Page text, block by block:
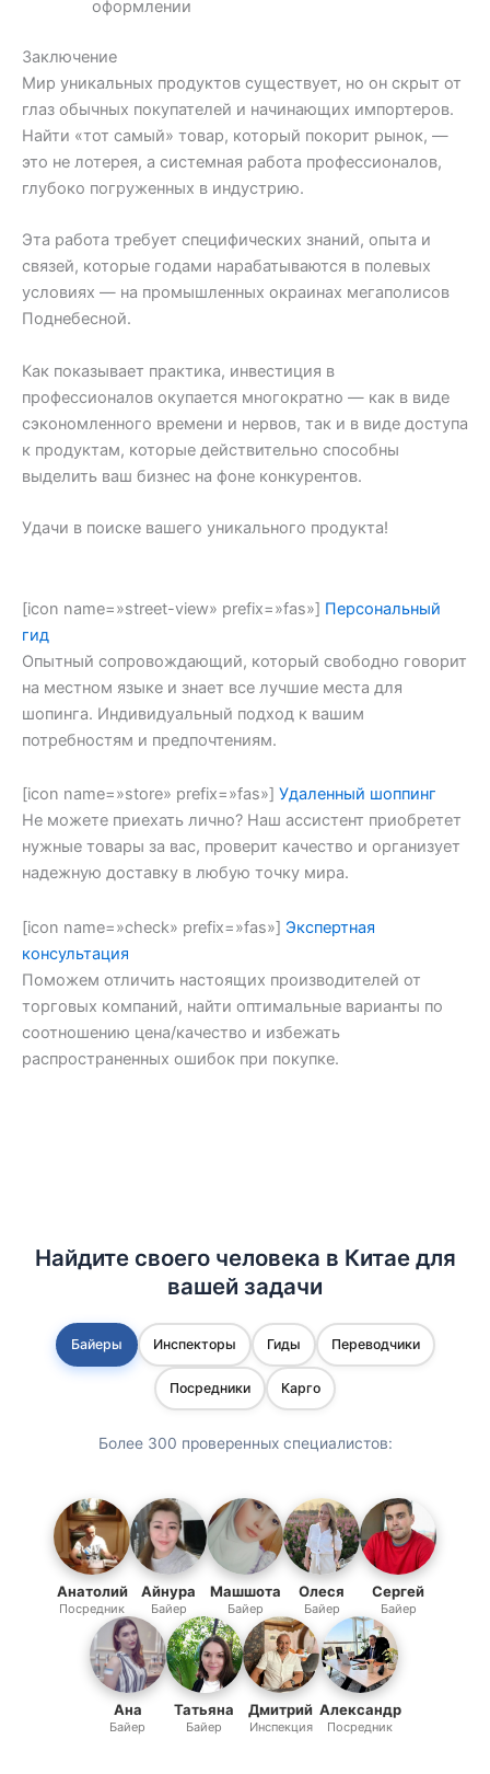
оформлении
Заключение
Мир уникальных продуктов существует, но он скрыт от
глаз обычных покупателей и начинающих импортеров.
Найти «тот самый» товар, который покорит рынок, —
это не лотерея, а системная работа профессионалов,
глубоко погруженных в индустрию.
Эта работа требует специфических знаний, опыта и
связей, которые годами нарабатываются в полевых
условиях — на промышленных окраинах мегаполисов
Поднебесной.
Как показывает практика, инвестиция в
профессионалов окупается многократно — как в виде
сэкономленного времени и нервов, так и в виде доступа
к продуктам, которые действительно способны
выделить ваш бизнес на фоне конкурентов.
Удачи в поиске вашего уникального продукта!
[icon name=»street-view» prefix=»fas»] Персональный
гид
Опытный сопровождающий, который свободно говорит
на местном языке и знает все лучшие места для
шопинга. Индивидуальный подход к вашим
потребностям и предпочтениям.
[icon name=»store» prefix=»fas»] Удаленный шоппинг
Не можете приехать лично? Наш ассистент приобретет
нужные товары за вас, проверит качество и организует
надежную доставку в любую точку мира.
[icon name=»check» prefix=»fas»] Экспертная
консультация
Поможем отличить настоящих производителей от
торговых компаний, найти оптимальные варианты по
соотношению цена/качество и избежать
распространенных ошибок при покупке.
Найдите своего человека в Китае для
вашей задачи
Байеры Инспекторы Гиды Переводчики
Посредники Карго
Более 300 проверенных специалистов:
Анатолий
Посредник
Айнура
Байер
Машшота
Байер
Олеся
Байер
Сергей
Байер
Ана
Байер
Татьяна
Байер
Дмитрий
Инспекция
Александр
Посредник